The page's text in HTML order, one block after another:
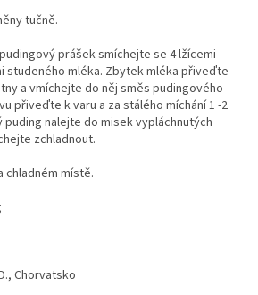
tučně.
pudingový prášek smíchejte se 4 lžícemi
studeného mléka. Zbytek mléka přiveďte
a vmíchejte do něj směs pudingového
přiveďte k varu a za stálého míchání 1 -2
nalejte do misek vypláchnutých
zchladnout.
chladném místě.
Chorvatsko